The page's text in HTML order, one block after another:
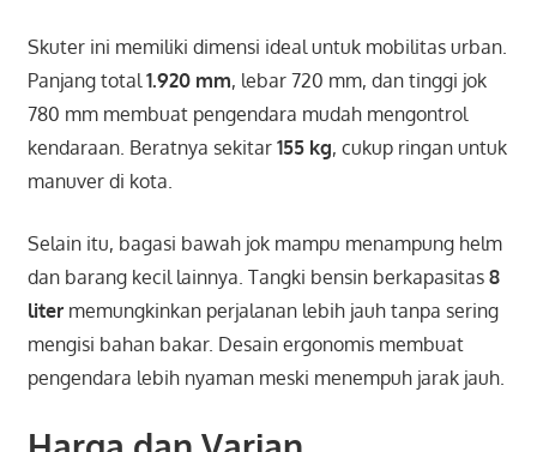
Skuter ini memiliki dimensi ideal untuk mobilitas urban.
Panjang total 1.920 mm, lebar 720 mm, dan tinggi jok
780 mm membuat pengendara mudah mengontrol
kendaraan. Beratnya sekitar 155 kg, cukup ringan untuk
manuver di kota.
Selain itu, bagasi bawah jok mampu menampung helm
dan barang kecil lainnya. Tangki bensin berkapasitas 8
litermemungkinkan perjalanan lebih jauh tanpa sering
mengisi bahan bakar. Desain ergonomis membuat
pengendara lebih nyaman meski menempuh jarak jauh.